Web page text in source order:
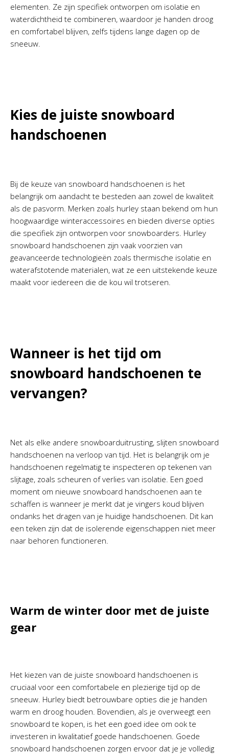
elementen. Ze zijn specifiek ontworpen om isolatie en
waterdichtheid te combineren, waardoor je handen droog
en comfortabel blijven, zelfs tijdens lange dagen op de
sneeuw.
Kies de juiste snowboard
handschoenen
Bij de keuze van snowboard handschoenen is het
belangrijk om aandacht te besteden aan zowel de kwaliteit
als de pasvorm. Merken zoals hurley staan bekend om hun
hoogwaardige winteraccessoires en bieden diverse opties
die specifiek zijn ontworpen voor snowboarders. Hurley
snowboard handschoenen zijn vaak voorzien van
geavanceerde technologieën zoals thermische isolatie en
waterafstotende materialen, wat ze een uitstekende keuze
maakt voor iedereen die de kou wil trotseren.
Wanneer is het tijd om
snowboard handschoenen te
vervangen?
Net als elke andere snowboarduitrusting, slijten snowboard
handschoenen na verloop van tijd. Het is belangrijk om je
handschoenen regelmatig te inspecteren op tekenen van
slijtage, zoals scheuren of verlies van isolatie. Een goed
moment om nieuwe snowboard handschoenen aan te
schaffen is wanneer je merkt dat je vingers koud blijven
ondanks het dragen van je huidige handschoenen. Dit kan
een teken zijn dat de isolerende eigenschappen niet meer
naar behoren functioneren.
Warm de winter door met de juiste
gear
Het kiezen van de juiste snowboard handschoenen is
cruciaal voor een comfortabele en plezierige tijd op de
sneeuw. Hurley biedt betrouwbare opties die je handen
warm en droog houden. Bovendien, als je overweegt een
snowboard te kopen, is het een goed idee om ook te
investeren in kwalitatief goede handschoenen. Goede
snowboard handschoenen zorgen ervoor dat je je volledig